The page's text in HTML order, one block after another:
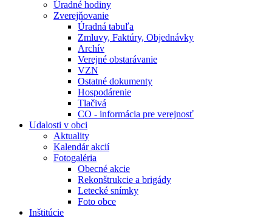
Úradné hodiny
Zverejňovanie
Úradná tabuľa
Zmluvy, Faktúry, Objednávky
Archív
Verejné obstarávanie
VZN
Ostatné dokumenty
Hospodárenie
Tlačivá
CO - informácia pre verejnosť
Udalosti v obci
Aktuality
Kalendár akcií
Fotogaléria
Obecné akcie
Rekonštrukcie a brigády
Letecké snímky
Foto obce
Inštitúcie